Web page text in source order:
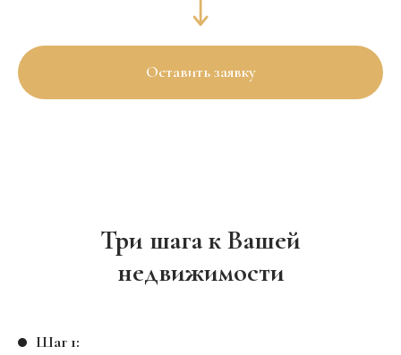
Оставить заявку
Три шага к Вашей
недвижимости
Шаг 1: